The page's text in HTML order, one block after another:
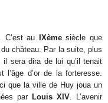
C’est au IXèmesiècle que
château. Par la suite, plus
il sera dira de lui qu’il tenait
l’âge d’or de la forteresse.
que la ville de Huy joua un
par Louis XIV. L’avenir